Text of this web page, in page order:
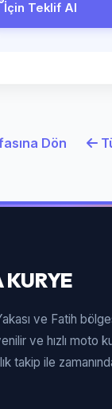
İçin Teklif Al
Dön
ve Fatih
ve hızlı moto
takip ile